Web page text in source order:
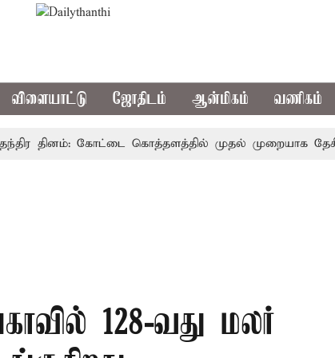
விளையாட்டு ஜோதிடம் ஆன்மிகம் வணிகம்
தினம்: கோட்டை கொத்தளத்தில் முதல் முறையாக தேசிய
128-வது மலர்